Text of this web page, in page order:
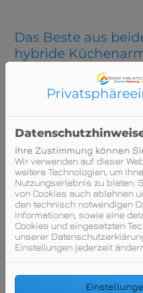
Das Beste aus
hybride
Neben Designlinien mit
flüsterleisen
Strahlarten steht mit der
nun eine einzigartige Armatur
Komfort und Hygiene-
Bedienung mit den
Hebelmischers verbindet.
Nutzungs-Interface neuer
den veränderten
passt.
Ihre Zustimmung können
Wir verwenden auf dieser
weitere Technologien, um
Nutzungserlebnis zu bieten.
von Cookies auch ablehnen
den technisch notwendigen
Informationen, sowie eine
Cookies und eingesetzten
unserer
Einstellungen jederzeit